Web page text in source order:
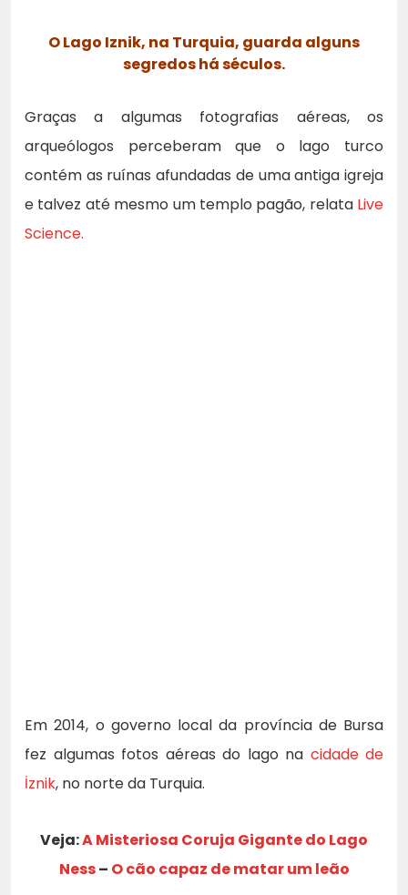
O Lago Iznik, na Turquia, guarda alguns
segredos há séculos.
Graças a algumas fotografias aéreas, os
arqueólogos perceberam que o lago turco
contém as ruínas afundadas de uma antiga igreja
e talvez até mesmo um templo pagão, relata Live
Science.
Em 2014, o governo local da província de Bursa
fez algumas fotos aéreas do lago na cidade de
İznik, no norte da Turquia.
Veja:A Misteriosa Coruja Gigante do Lago
Ness– O cão capaz de matar um leão